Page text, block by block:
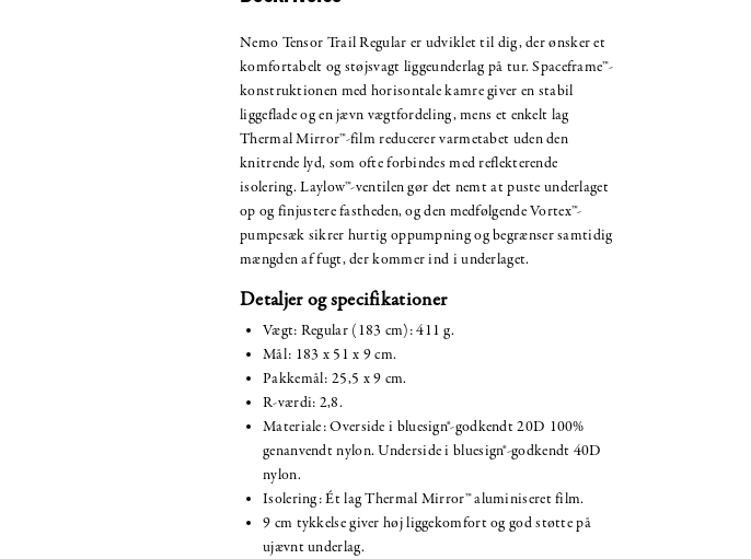
Nemo Tensor Trail Regular er udviklet til dig, der ønsker et
komfortabelt og støjsvagt liggeunderlag på tur. Spaceframe™-
konstruktionen med horisontale kamre giver en stabil
liggeflade og en jævn vægtfordeling, mens et enkelt lag
Thermal Mirror™-film reducerer varmetabet uden den
knitrende lyd, som ofte forbindes med reflekterende
isolering. Laylow™-ventilen gør det nemt at puste underlaget
op og finjustere fastheden, og den medfølgende Vortex™-
pumpesæk sikrer hurtig oppumpning og begrænser samtidig
mængden af fugt, der kommer ind i underlaget.
Detaljer og specifikationer
Vægt: Regular (183 cm): 411 g.
Mål: 183 x 51 x 9 cm.
Pakkemål: 25,5 x 9 cm.
R-værdi: 2,8.
Materiale: Overside i bluesign®-godkendt 20D 100%
genanvendt nylon. Underside i bluesign®-godkendt 40D
nylon.
Isolering: Ét lag Thermal Mirror™ aluminiseret film.
9 cm tykkelse giver høj liggekomfort og god støtte på
ujævnt underlag.